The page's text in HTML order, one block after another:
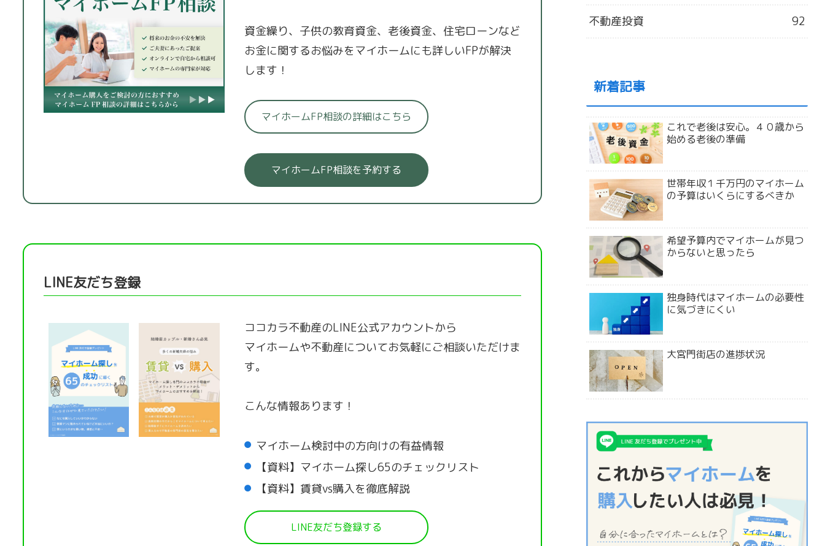
資金繰り、子供の教育資金、老後資金、住宅ローンなど
お金に関するお悩みをマイホームにも詳しいFPが解決
します！
マイホームFP相談の詳細はこちら
マイホームFP相談を予約する
LINE友だち登録
ココカラ不動産のLINE公式アカウントから
マイホームや不動産についてお気軽にご相談いただけま
す。
こんな情報あります！
マイホーム検討中の方向けの有益情報
【資料】マイホーム探し65のチェックリスト
【資料】賃貸vs購入を徹底解説
LINE友だち登録する
不動産投資 92
新着記事
これで老後は安心。４０歳から
始める老後の準備
世帯年収１千万円のマイホーム
の予算はいくらにするべきか
希望予算内でマイホームが見つ
からないと思ったら
独身時代はマイホームの必要性
に気づきにくい
大宮門街店の進捗状況